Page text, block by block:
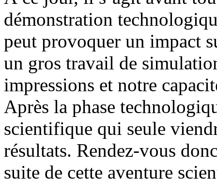
démonstration
peut provoquer un impact
un gros travail de
impressions et notre
Après la phase
scientifique qui seule
résultats. Rendez-vous
suite de cette aventure